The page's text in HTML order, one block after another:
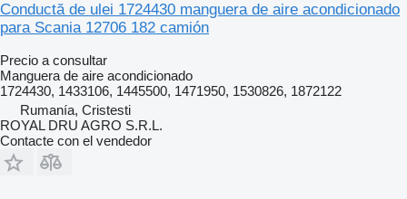
Conductă de ulei 1724430 manguera de aire acondicionado
para Scania 12706 182 camión
Precio a consultar
Manguera de aire acondicionado
1724430, 1433106, 1445500, 1471950, 1530826, 1872122
Rumanía, Cristesti
ROYAL DRU AGRO S.R.L.
Contacte con el vendedor